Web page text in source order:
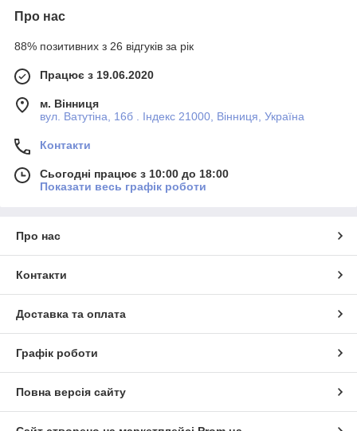
Про нас
88% позитивних з 26 відгуків за рік
Працює з 19.06.2020
м. Вінниця
вул. Ватутіна, 16б . Індекс 21000, Вінниця, Україна
Контакти
Сьогодні працює з 10:00 до 18:00
Показати весь графік роботи
Про нас
Контакти
Доставка та оплата
Графік роботи
Повна версія сайту